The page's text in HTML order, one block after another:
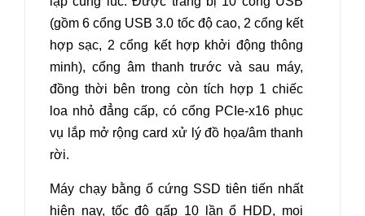
(gồm 6 cổng USB 3.0 tốc độ cao, 2 cổng kết
hợp sạc, 2 cổng kết hợp khởi động thông
minh), cổng âm thanh trước và sau máy,
đồng thời bên trong còn tích hợp 1 chiếc
loa nhỏ đẳng cấp, có cổng PCIe-x16 phục
vụ lắp mở rộng card xử lý đồ họa/âm thanh
rời.
Máy chạy bằng ổ cứng SSD tiên tiến nhất
hiện nay, tốc độ gấp 10 lần ổ HDD, mọi